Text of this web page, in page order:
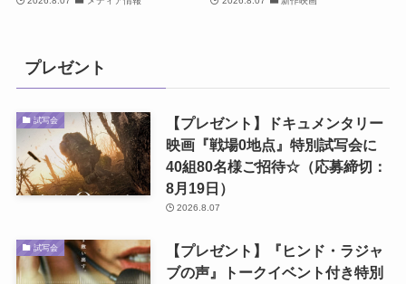
プレゼント
試写会
【プレゼント】ドキュメンタリー
映画『戦場0地点』特別試写会に
40組80名様ご招待☆（応募締切：
8月19日）
2026.8.07
試写会
【プレゼント】『ヒンド・ラジャ
ブの声』トークイベント付き特別